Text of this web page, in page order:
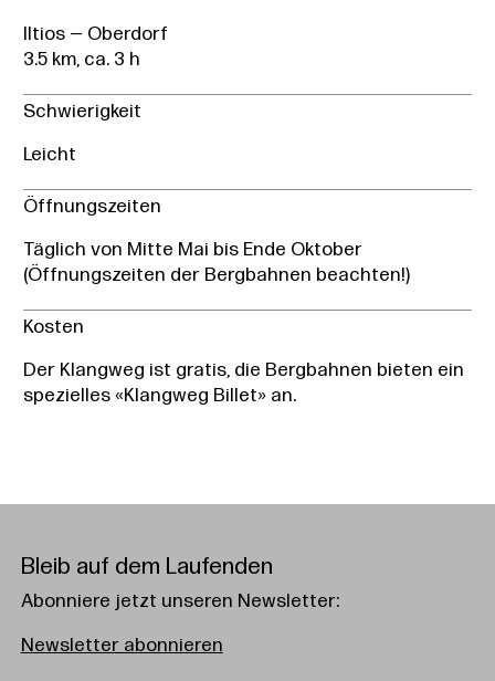
Iltios — Oberdorf
3.5 km, ca. 3 h
Schwierigkeit
Leicht
Öffnungszeiten
Täglich von Mitte Mai bis Ende Oktober
(Öffnungszeiten der Bergbahnen beachten!)
Kosten
Der Klangweg ist gratis, die Bergbahnen bieten ein
spezielles «Klangweg Billet» an.
Bleib auf dem Laufenden
Abonniere jetzt unseren Newsletter:
Newsletter abonnieren